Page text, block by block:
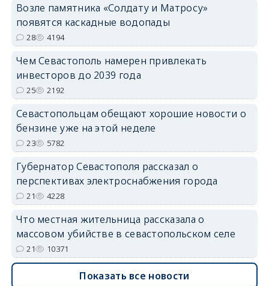
Возле памятника «Солдату и Матросу»
появятся каскадные водопады
28 4194
Чем Севастополь намерен привлекать
инвесторов до 2039 года
25 2192
Севастопольцам обещают хорошие новости о
бензине уже на этой неделе
23 5782
Губернатор Севастополя рассказал о
перспективах электроснабжения города
21 4228
Что местная жительница рассказала о
массовом убийстве в севастопольском селе
21 10371
Показать все новости